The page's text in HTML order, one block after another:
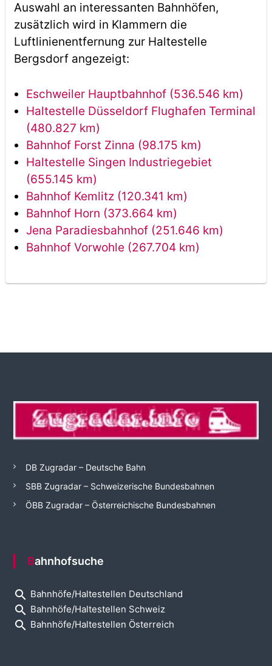
Auswahl an interessanten Bahnhöfen,
zusätzlich wird in Klammern die
Luftlinienentfernung zur Haltestelle
Bergsdorf angezeigt:
Eschweiler Hauptbahnhof (536.546 km)
Haltestelle Düsseldorf Flughafen Terminal
(480.827 km)
Bahnhof Forst Zinna (98.175 km)
Haltestelle Singen Industriegebiet
(655.145 km)
Bahnhof Kemlitz (120.341 km)
Bahnhof Horn (373.664 km)
Jena Paradiesbahnhof (251.646 km)
Bahnhof Vorwohle (267.704 km)
DB Zugradar – Deutsche Bahn
SBB Zugradar – Schweizerische Bundesbahnen
ÖBB Zugradar – Österreichische Bundesbahnen
Bahnhofsuche
search Bahnhöfe/Haltestellen Deutschland
search Bahnhöfe/Haltestellen Schweiz
search Bahnhöfe/Haltestellen Österreich